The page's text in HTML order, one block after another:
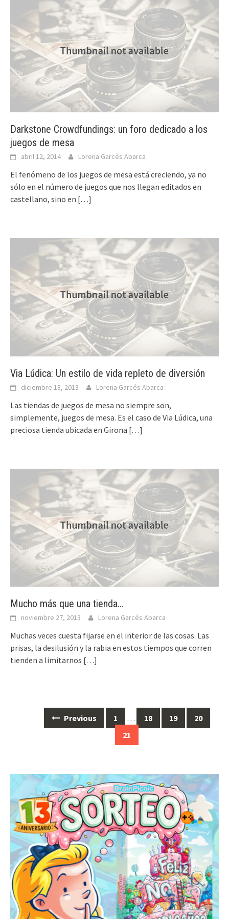
Darkstone Crowdfundings: un foro dedicado a los
juegos de mesa
abril 12, 2014 Lorena Garcés Abarca
El fenómeno de los juegos de mesa está creciendo, ya no
sólo en el número de juegos que nos llegan editados en
castellano, sino en […]
Via Lúdica: Un estilo de vida repleto de diversión
diciembre 18, 2013 Lorena Garcés Abarca
Las tiendas de juegos de mesa no siempre son,
simplemente, juegos de mesa. Es el caso de Via Lúdica, una
preciosa tienda ubicada en Girona […]
Mucho más que una tienda…
noviembre 27, 2013 Lorena Garcés Abarca
Muchas veces cuesta fijarse en el interior de las cosas. Las
prisas, la desilusión y la rabia en estos tiempos que corren
tienden a limitarnos […]
navigation
Previous 1 … 18 19
20
21